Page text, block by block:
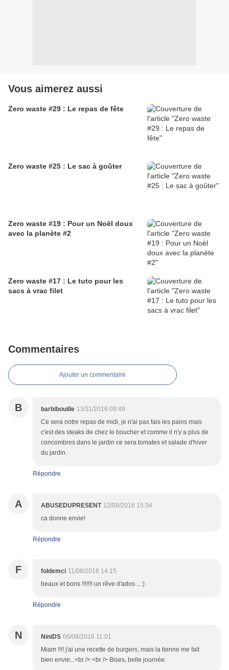
Vous aimerez aussi
Zero waste #29 : Le repas de fête
Zero waste #25 : Le sac à goûter
Zero waste #19 : Pour un Noël doux
avec la planète #2
Zero waste #17 : Le tuto pour les
sacs à vrac filet
Commentaires
Ajouter un commentaire
B barbibouille 13/11/2016 09:49
Ce sera notre repas de midi, je n'ai pas fais les pains mais
c'est des steaks de chez le boucher et comme il n'y a plus de
concombres dans le jardin ce sera tomates et salade d'hiver
du jardin.
Répondre
A ABUSEDUPRESENT 12/08/2016 15:34
ca donne envie!
Répondre
F foldemci 11/08/2016 14:15
beaux et bons !!!!!!! un rêve d'ados ...:)
Répondre
N NiniDS 06/08/2016 11:01
Miam !!!! j'ai une recette de burgers, mais la tienne me fait
bien envie...<br /> <br /> Bises, belle journée.